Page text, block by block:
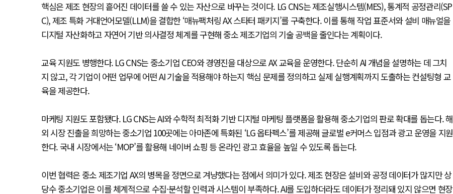
핵심은 제조 현장의 흩어진 데이터를 쓸 수 있는 자산으로 바꾸는 것이다. LG CNS는 제조실행시스템(MES), 통계적 공정관리(SP
C), 제조 특화 거대언어모델(LLM)을 결합한 ‘매뉴팩처링 AX 스타터 패키지’를 구축한다. 이를 통해 작업 표준서와 설비 매뉴얼을
디지털 자산화하고 자연어 기반 의사결정 체계를 구현해 중소 제조기업의 기술 공백을 줄인다는 계획이다.
교육 지원도 병행한다. LG CNS는 중소기업 CEO와 경영진을 대상으로 AX 교육을 운영한다. 단순히 AI 개념을 설명하는 데 그치
지 않고, 각 기업이 어떤 업무에 어떤 AI 기술을 적용해야 하는지 핵심 문제를 정의하고 실제 실행계획까지 도출하는 컨설팅형 교
육을 제공한다.
마케팅 지원도 포함됐다. LG CNS는 AI와 수학적 최적화 기반 디지털 마케팅 플랫폼을 활용해 중소기업의 판로 확대를 돕는다. 해
외 시장 진출을 희망하는 중소기업 100곳에는 아마존에 특화된 ‘LG 옵타펙스’를 제공해 글로벌 e커머스 입점과 광고 운영을 지원
한다. 국내 시장에서는 ‘MOP’를 활용해 네이버 쇼핑 등 온라인 광고 효율을 높일 수 있도록 돕는다.
이번 협력은 중소 제조기업 AX의 병목을 정면으로 겨냥했다는 점에서 의미가 있다. 제조 현장은 설비와 공정 데이터가 많지만 상
당수 중소기업은 이를 체계적으로 수집·분석할 인력과 시스템이 부족하다. AI를 도입하더라도 데이터가 정리돼 있지 않으면 현장